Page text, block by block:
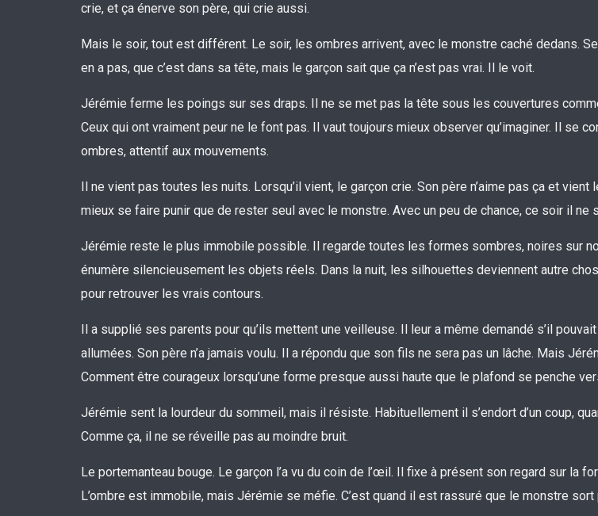
crie, et ça énerve son père, qui crie aussi.
Mais le soir, tout est différent. Le soir, les ombres arrivent, avec le monstre caché dedans.
en a pas, que c’est dans sa tête, mais le garçon sait que ça n’est pas vrai. Il le voit.
Jérémie ferme les poings sur ses draps. Il ne se met pas la tête sous les couvertures
Ceux qui ont vraiment peur ne le font pas. Il vaut toujours mieux observer qu’imaginer. Il se
ombres, attentif aux mouvements.
Il ne vient pas toutes les nuits. Lorsqu’il vient, le garçon crie. Son père n’aime pas ça et vient
mieux se faire punir que de rester seul avec le monstre. Avec un peu de chance, ce soir il ne
Jérémie reste le plus immobile possible. Il regarde toutes les formes sombres, noires sur
énumère silencieusement les objets réels. Dans la nuit, les silhouettes deviennent autre
pour retrouver les vrais contours.
Il a supplié ses parents pour qu’ils mettent une veilleuse. Il leur a même demandé s’il
allumées. Son père n’a jamais voulu. Il a répondu que son fils ne sera pas un lâche. Mais
Comment être courageux lorsqu’une forme presque aussi haute que le plafond se penche
Jérémie sent la lourdeur du sommeil, mais il résiste. Habituellement il s’endort d’un coup,
Comme ça, il ne se réveille pas au moindre bruit.
Le portemanteau bouge. Le garçon l’a vu du coin de l’œil. Il fixe à présent son regard sur la
L’ombre est immobile, mais Jérémie se méfie. C’est quand il est rassuré que le monstre